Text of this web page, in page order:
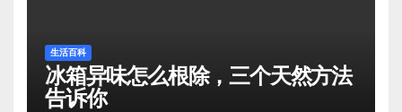
生活百科
冰箱异味怎么根除，三个天然方法
告诉你